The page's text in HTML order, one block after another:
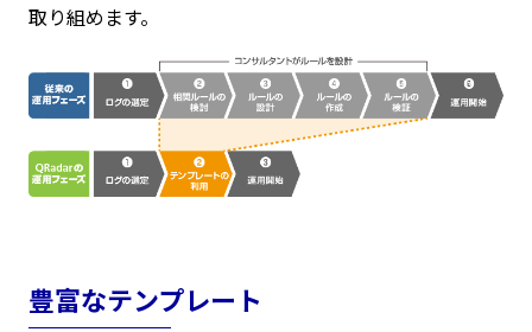
取り組めます。
豊富なテンプレート